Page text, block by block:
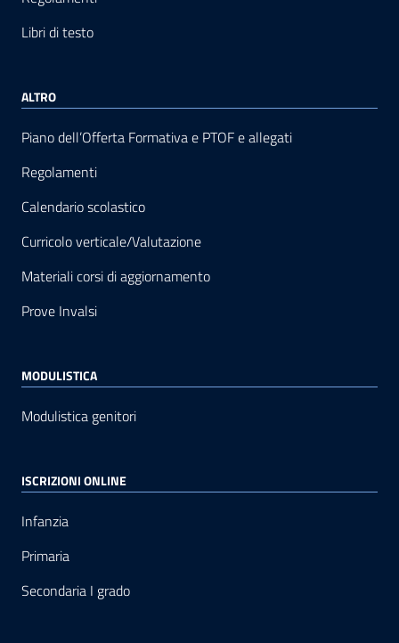
Libri di testo
ALTRO
Piano dell’Offerta Formativa e PTOF e allegati
Regolamenti
Calendario scolastico
Curricolo verticale/Valutazione
Materiali corsi di aggiornamento
Prove Invalsi
MODULISTICA
Modulistica genitori
ISCRIZIONI ONLINE
Infanzia
Primaria
Secondaria I grado